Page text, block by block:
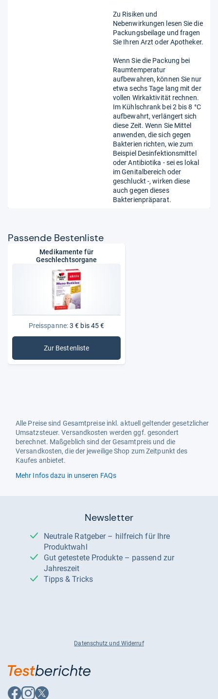
Zu Risiken und
Nebenwirkungen lesen Sie die
Packungsbeilage und fragen
Sie Ihren Arzt oder Apotheker.
Wenn Sie die Packung bei
Raumtemperatur
aufbewahren, können Sie nur
etwa sechs Tage lang mit der
vollen Wirkaktivität rechnen.
Im Kühlschrank bei 2 bis 8 °C
aufbewahrt, verlängert sich
diese Zeit. Wenn Sie Mittel
anwenden, die sich gegen
Bakterien richten, wie zum
Beispiel Desinfektionsmittel
oder Antibiotika - sei es lokal
im Genitalbereich oder
geschluckt -, wirken diese
auch gegen dieses
Bakterienpräparat.
Pas­sende Bes­ten­liste
Medikamente für
Geschlechtsorgane
Preisspanne:3 € bis 45 €
Zur Bestenliste: Medikamente für Geschlechtsorgane
Alle Preise sind Gesamtpreise inkl. aktuell geltender gesetzlicher
Umsatzsteuer. Versandkosten werden ggf. gesondert
berechnet. Maßgeblich sind der Gesamtpreis und die
Versandkosten, die der jeweilige Shop zum Zeitpunkt des
Kaufes anbietet.
Mehr Infos dazu in unseren FAQs
Newsletter
Neutrale Ratgeber – hilfreich für Ihre
Produktwahl
Gut getestete Produkte – passend zur
Jahreszeit
Tipps & Tricks
Datenschutz und Widerruf
AufAufAuf